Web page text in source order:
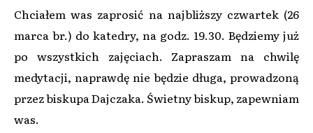
Chciałem was zaprosić na najbliższy czwartek (26
marca br.) do katedry, na godz. 19.30. Będziemy już
po wszystkich zajęciach. Zapraszam na chwilę
medytacji, naprawdę nie będzie długa, prowadzoną
przez biskupa Dajczaka. Świetny biskup, zapewniam
was.